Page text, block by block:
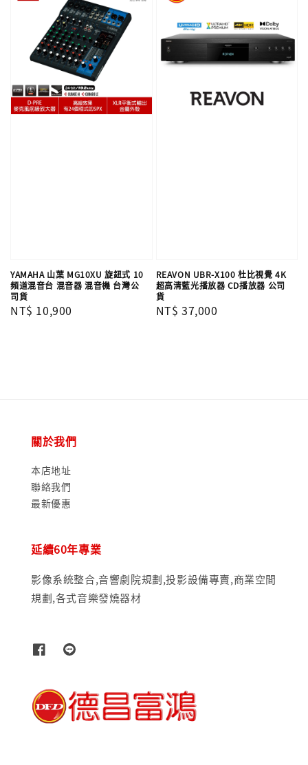
YAMAHA 山葉 MG10XU 旋鈕式 10
頻道混音台 混音器 混音機 台灣公
司貨
Regular
NT$ 10,900
REAVON UBR-X100 杜比視覺 4K
超高清藍光播放器 CD播放器 公司
貨
Regular
NT$ 37,000
關於我們
本店地址
聯絡我們
最新優惠
延續60年專業
影像系統整合,音響劇院規劃,投影設備專賣,商業空間
規劃,各式音樂發燒器材